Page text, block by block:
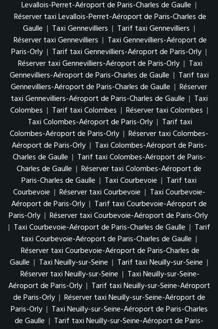
Levallois-Perret-Aéroport de Paris-Charles de Gaulle |
Réserver taxi Levallois-Perret-Aéroport de Paris-Charles de
Gaulle | Taxi Gennevilliers | Tarif taxi Gennevilliers |
Réserver taxi Gennevilliers | Taxi Gennevilliers-Aéroport de
Paris-Orly | Tarif taxi Gennevilliers-Aéroport de Paris-Orly |
Réserver taxi Gennevilliers-Aéroport de Paris-Orly | Taxi
Gennevilliers-Aéroport de Paris-Charles de Gaulle | Tarif taxi
Gennevilliers-Aéroport de Paris-Charles de Gaulle | Réserver
taxi Gennevilliers-Aéroport de Paris-Charles de Gaulle | Taxi
Colombes | Tarif taxi Colombes | Réserver taxi Colombes |
Taxi Colombes-Aéroport de Paris-Orly | Tarif taxi
Colombes-Aéroport de Paris-Orly | Réserver taxi Colombes-
Aéroport de Paris-Orly | Taxi Colombes-Aéroport de Paris-
Charles de Gaulle | Tarif taxi Colombes-Aéroport de Paris-
Charles de Gaulle | Réserver taxi Colombes-Aéroport de
Paris-Charles de Gaulle | Taxi Courbevoie | Tarif taxi
Courbevoie | Réserver taxi Courbevoie | Taxi Courbevoie-
Aéroport de Paris-Orly | Tarif taxi Courbevoie-Aéroport de
Paris-Orly | Réserver taxi Courbevoie-Aéroport de Paris-Orly
| Taxi Courbevoie-Aéroport de Paris-Charles de Gaulle | Tarif
taxi Courbevoie-Aéroport de Paris-Charles de Gaulle |
Réserver taxi Courbevoie-Aéroport de Paris-Charles de
Gaulle | Taxi Neuilly-sur-Seine | Tarif taxi Neuilly-sur-Seine |
Réserver taxi Neuilly-sur-Seine | Taxi Neuilly-sur-Seine-
Aéroport de Paris-Orly | Tarif taxi Neuilly-sur-Seine-Aéroport
de Paris-Orly | Réserver taxi Neuilly-sur-Seine-Aéroport de
Paris-Orly | Taxi Neuilly-sur-Seine-Aéroport de Paris-Charles
de Gaulle | Tarif taxi Neuilly-sur-Seine-Aéroport de Paris-